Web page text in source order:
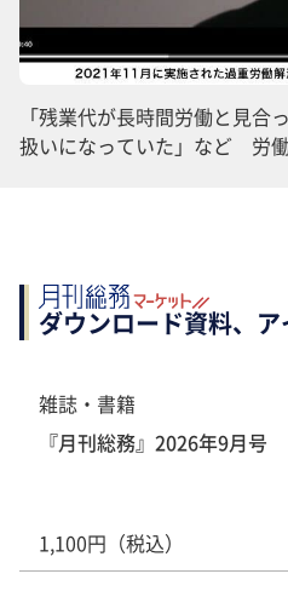
「残業代が長時間労働と見合
扱いになっていた」など 労
ダウンロード資料、ア
雑誌・書籍
『月刊総務』2026年9月号
1,100円（税込）